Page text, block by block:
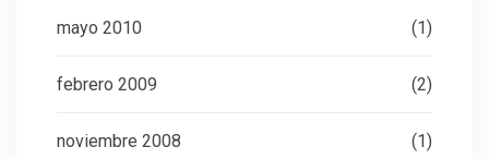
mayo 2010 (1)
febrero 2009 (2)
noviembre 2008 (1)